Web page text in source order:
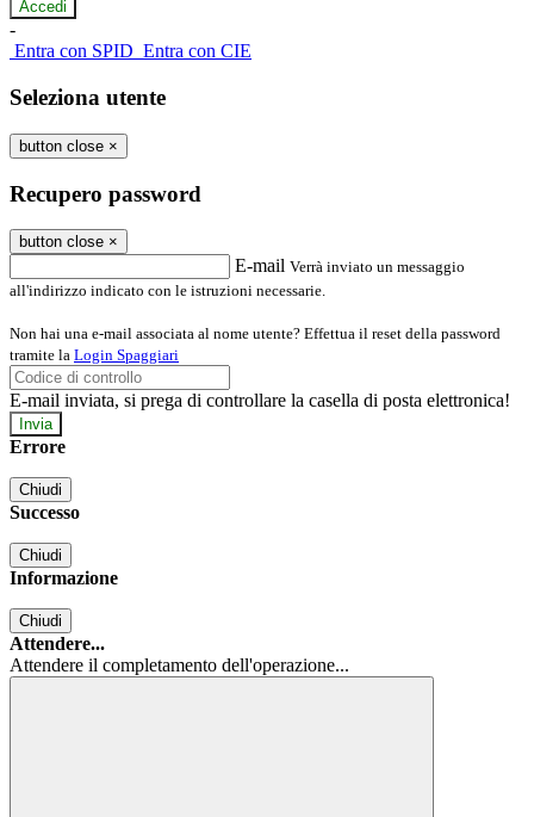
-
Entra con SPID Entra con CIE
Seleziona utente
button close ×
Recupero password
button close ×
E-mail Verrà inviato un messaggio
all'indirizzo indicato con le istruzioni necessarie.
Non hai una e-mail associata al nome utente? Effettua il reset della password
tramite la Login Spaggiari
E-mail inviata, si prega di controllare la casella di posta elettronica!
Errore
Chiudi
Successo
Chiudi
Informazione
Chiudi
Attendere...
Attendere il completamento dell'operazione...